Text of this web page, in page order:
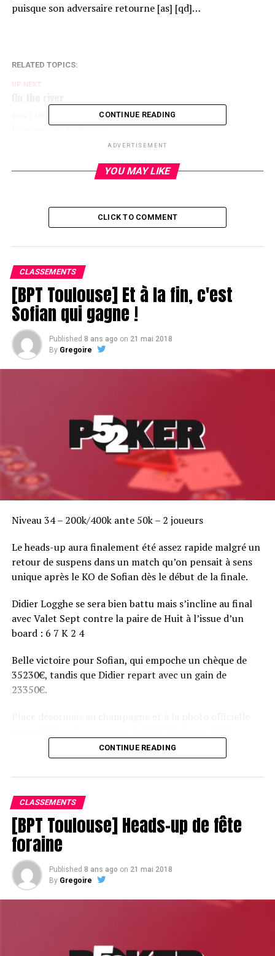
puisque son adversaire retourne [as] [qd]…
RELATED TOPICS:
UP NEXT
L'ascension de Basou
CONTINUE READING
ADVERTISEMENT
YOU MAY LIKE
CLICK TO COMMENT
CLASSEMENTS
[BPT Toulouse] Et à la fin, c'est
Sofian qui gagne !
Published 8 ans ago on 21 mai 2018
By Gregoire
Niveau 34 – 200k/400k ante 50k – 2 joueurs
Le heads-up aura finalement été assez rapide malgré un
retour de suspens dans un match qu’on pensait à sens
unique après le KO de Sofian dès le début de la finale.
Didier Logghe se sera bien battu mais s’incline au final
avec Valet Sept contre la paire de Huit à l’issue d’un
board : 6 7 K 2 4
Belle victoire pour Sofian, qui empoche un chèque de
35230€, tandis que Didier repart avec un gain de
23350€.
CONTINUE READING
CLASSEMENTS
[BPT Toulouse] Heads-up de fête
foraine
Published 8 ans ago on 21 mai 2018
By Gregoire